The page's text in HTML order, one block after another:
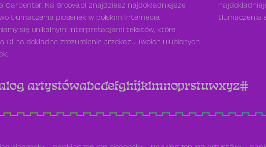
Carpenter. Na Groove.pl znajdziesz najdokładniejsze
tłumaczenia piosenek w polskim Internecie.
się unikalnymi interpretacjami tekstów, które
Ci na dokładne zrozumienie przekazu Twoich ulubionych
tłumaczenia
artystówabcdefghijklmnoprstuwxyz#